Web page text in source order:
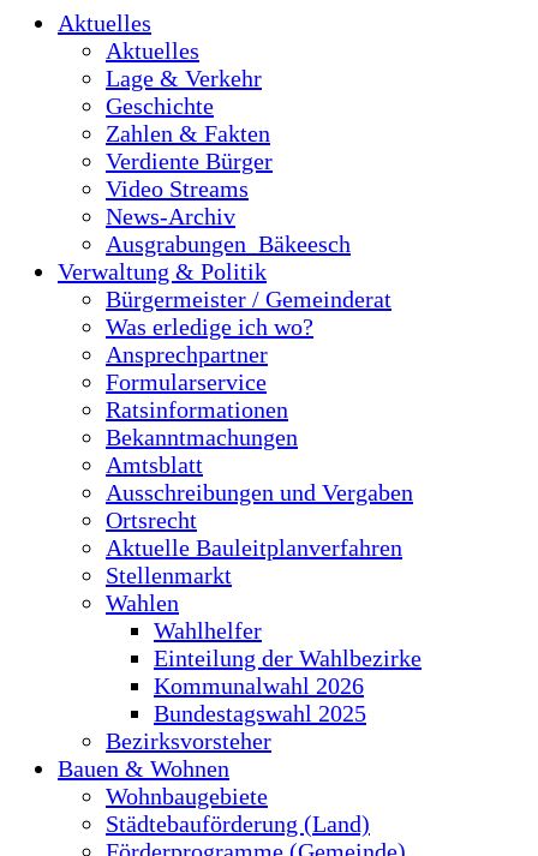
Aktuelles
Aktuelles
Lage & Verkehr
Geschichte
Zahlen & Fakten
Verdiente Bürger
Video Streams
News-Archiv
Ausgrabungen_Bäkeesch
Verwaltung & Politik
Bürgermeister / Gemeinderat
Was erledige ich wo?
Ansprechpartner
Formularservice
Ratsinformationen
Bekanntmachungen
Amtsblatt
Ausschreibungen und Vergaben
Ortsrecht
Aktuelle Bauleitplanverfahren
Stellenmarkt
Wahlen
Wahlhelfer
Einteilung der Wahlbezirke
Kommunalwahl 2026
Bundestagswahl 2025
Bezirksvorsteher
Bauen & Wohnen
Wohnbaugebiete
Städtebauförderung (Land)